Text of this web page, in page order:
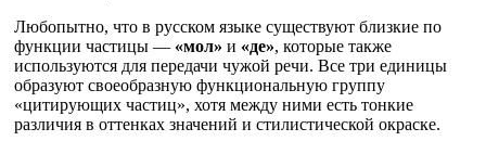
Любопытно, что в русском языке существуют близкие по
функции частицы — «мол» и «де», которые также
используются для передачи чужой речи. Все три единицы
образуют своеобразную функциональную группу
«цитирующих частиц», хотя между ними есть тонкие
различия в оттенках значений и стилистической окраске.